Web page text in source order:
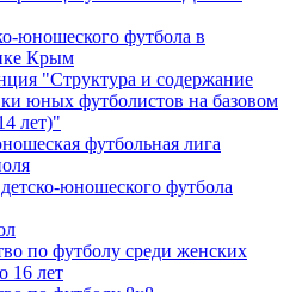
юношеского футбола в
Крым
"Структура и содержание
юных футболистов на базовом
лет)"
футбольная лига
юношеского футбола
по футболу среди женских
16 лет